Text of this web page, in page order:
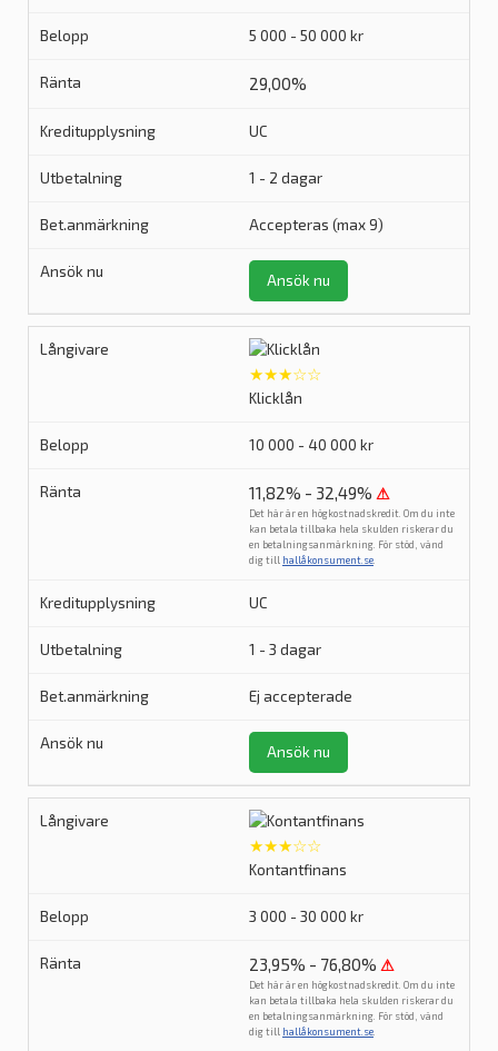
5 000 - 50 000 kr
29,00%
UC
1 - 2 dagar
Accepteras (max 9)
Ansök nu
★★★☆☆
Klicklån
10 000 - 40 000 kr
11,82% - 32,49% ⚠
Det här är en högkostnadskredit. Om du inte
kan betala tillbaka hela skulden riskerar du
en betalningsanmärkning. För stöd, vänd
dig till hallåkonsument.se
UC
1 - 3 dagar
Ej accepterade
Ansök nu
★★★☆☆
Kontantfinans
3 000 - 30 000 kr
23,95% - 76,80% ⚠
Det här är en högkostnadskredit. Om du inte
kan betala tillbaka hela skulden riskerar du
en betalningsanmärkning. För stöd, vänd
dig till hallåkonsument.se